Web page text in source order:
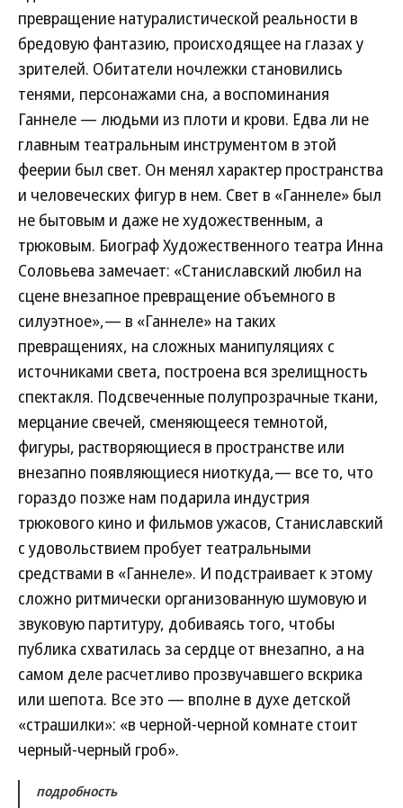
превращение натуралистической реальности в
бредовую фантазию, происходящее на глазах у
зрителей. Обитатели ночлежки становились
тенями, персонажами сна, а воспоминания
Ганнеле — людьми из плоти и крови. Едва ли не
главным театральным инструментом в этой
феерии был свет. Он менял характер пространства
и человеческих фигур в нем. Свет в «Ганнеле» был
не бытовым и даже не художественным, а
трюковым. Биограф Художественного театра Инна
Соловьева замечает: «Станиславский любил на
сцене внезапное превращение объемного в
силуэтное»,— в «Ганнеле» на таких
превращениях, на сложных манипуляциях с
источниками света, построена вся зрелищность
спектакля. Подсвеченные полупрозрачные ткани,
мерцание свечей, сменяющееся темнотой,
фигуры, растворяющиеся в пространстве или
внезапно появляющиеся ниоткуда,— все то, что
гораздо позже нам подарила индустрия
трюкового кино и фильмов ужасов, Станиславский
с удовольствием пробует театральными
средствами в «Ганнеле». И подстраивает к этому
сложно ритмически организованную шумовую и
звуковую партитуру, добиваясь того, чтобы
публика схватилась за сердце от внезапно, а на
самом деле расчетливо прозвучавшего вскрика
или шепота. Все это — вполне в духе детской
«страшилки»: «в черной-черной комнате стоит
черный-черный гроб».
подробность